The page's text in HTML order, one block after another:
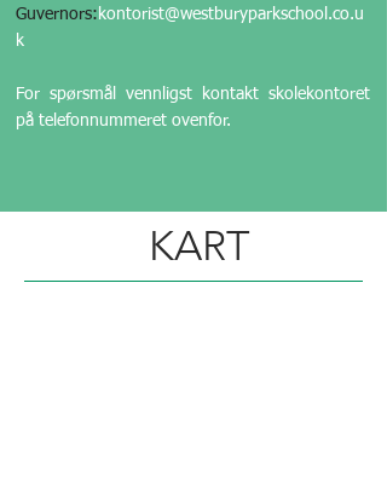
Guvernors: kontorist@westburyparkschool.co.u
k
For spørsmål vennligst kontakt skolekontoret
på telefonnummeret ovenfor.
KART